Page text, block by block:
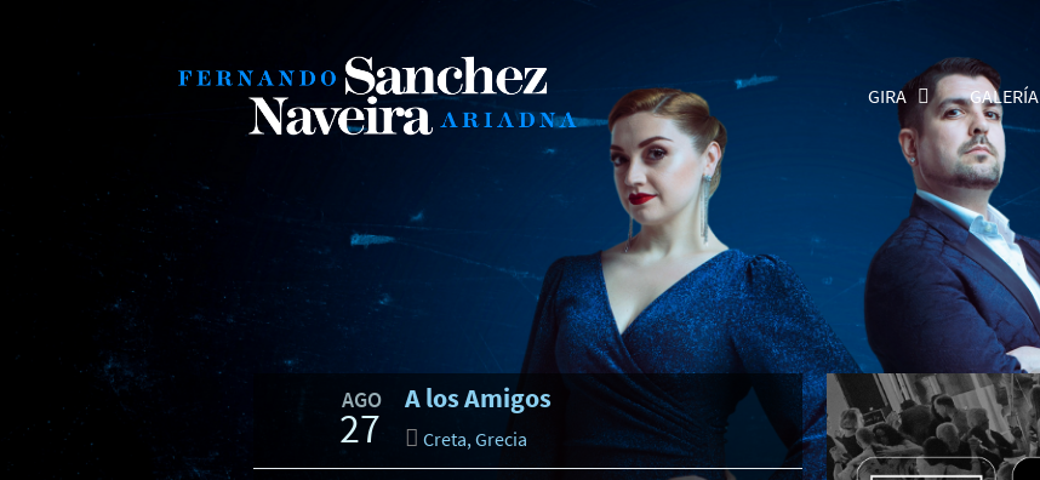
GIRA GALERÍA
AGO
27
A los Amigos
Creta, Grecia